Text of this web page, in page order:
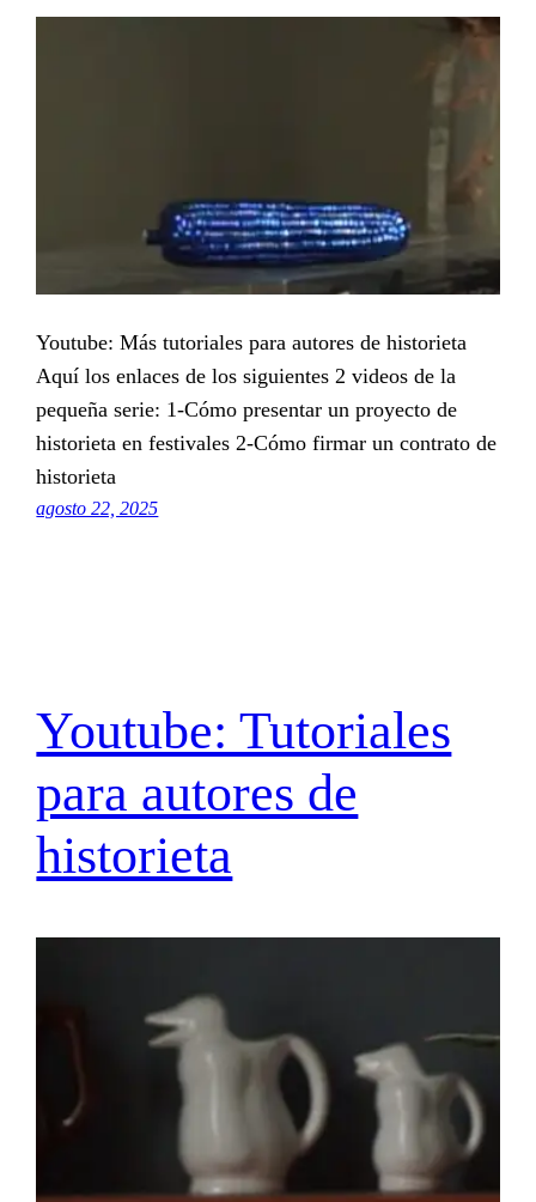
Youtube: Más tutoriales para autores de historieta
Aquí los enlaces de los siguientes 2 videos de la
pequeña serie: 1-Cómo presentar un proyecto de
historieta en festivales 2-Cómo firmar un contrato de
historieta
agosto 22, 2025
Youtube: Tutoriales
para autores de
historieta